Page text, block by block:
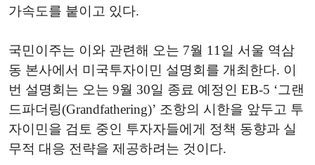
가속도를 붙이고 있다.
국민이주는 이와 관련해 오는 7월 11일 서울 역삼
동 본사에서 미국투자이민 설명회를 개최한다. 이
번 설명회는 오는 9월 30일 종료 예정인 EB-5 ‘그랜
드파더링(Grandfathering)’ 조항의 시한을 앞두고 투
자이민을 검토 중인 투자자들에게 정책 동향과 실
무적 대응 전략을 제공하려는 것이다.